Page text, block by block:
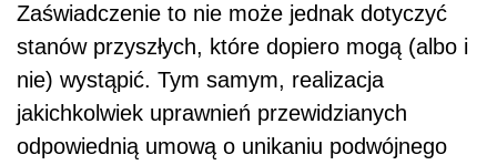
Zaświadczenie to nie może jednak dotyczyć
stanów przyszłych, które dopiero mogą (albo i
nie) wystąpić. Tym samym, realizacja
jakichkolwiek uprawnień przewidzianych
odpowiednią umową o unikaniu podwójnego